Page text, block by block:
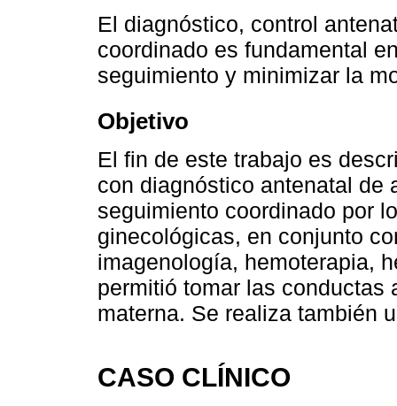
El diagnóstico, control
coordinado es fundamental
seguimiento y minimizar la
Objetivo
El fin de este trabajo es
con diagnóstico antenatal de
seguimiento coordinado por
ginecológicas, en conjunto
imagenología, hemoterapia,
permitió tomar las conductas
materna. Se realiza también
CASO CLÍNICO